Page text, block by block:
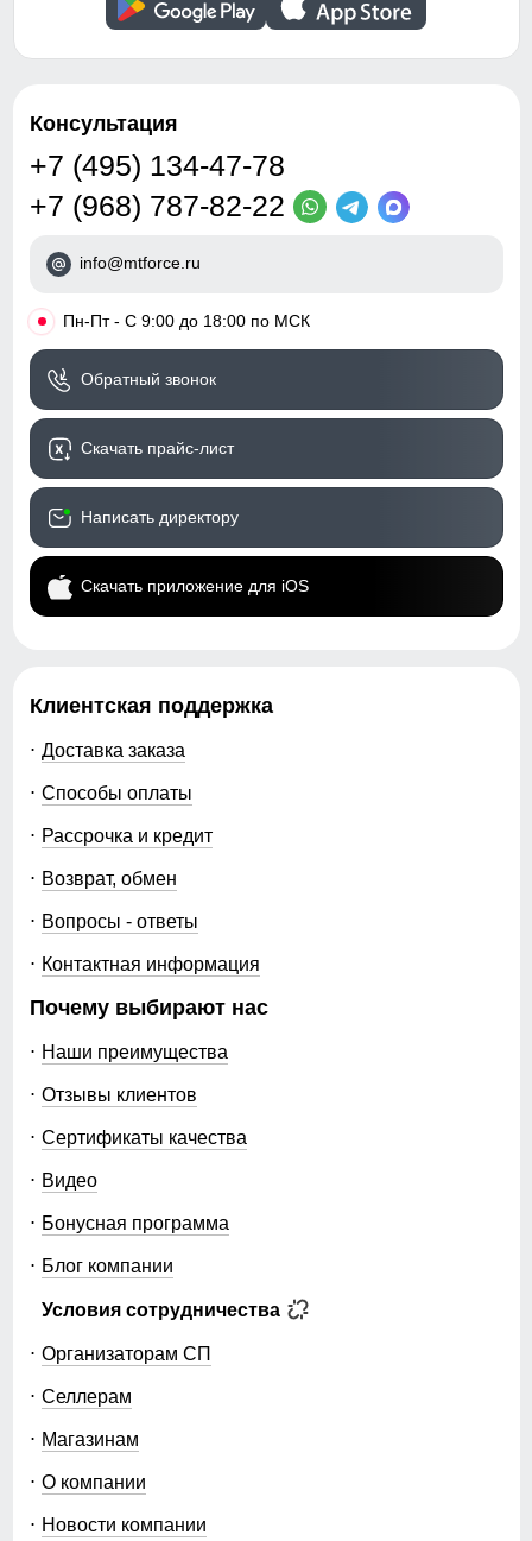
Консультация
+7 (495) 134-47-78
+7 (968) 787-82-22
info@mtforce.ru
• Пн-Пт - С 9:00 до 18:00 по МСК
Обратный звонок
Скачать прайс-лист
Написать директору
Скачать приложение для iOS
Клиентская поддержка
Доставка заказа
Способы оплаты
Рассрочка и кредит
Возврат, обмен
Вопросы - ответы
Контактная информация
Почему выбирают нас
Наши преимущества
Отзывы клиентов
Сертификаты качества
Видео
Бонусная программа
Блог компании
Условия сотрудничества
Организаторам СП
Селлерам
Магазинам
О компании
Новости компании